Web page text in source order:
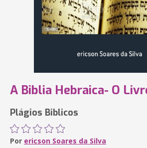
A Biblia Hebraica- O
Plágios Biblicos
Por ericson Soares da Silva